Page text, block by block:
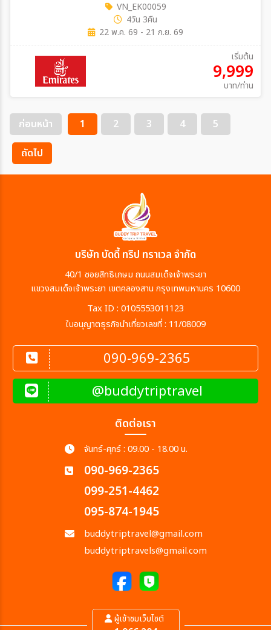
VN_EK00059
4วัน 3คืน
22 พ.ค. 69 - 21 ก.ย. 69
เริ่มต้น
9,999
บาท/ท่าน
ก่อนหน้า 1 2 3 4
5
ถัดไป
บริษัท บัดดี้ ทริป ทราเวล จำกัด
40/1 ซอยสิทธิเกษม ถนนสมเด็จเจ้าพระยา
แขวงสมเด็จเจ้าพระยา เขตคลองสาน กรุงเทพมหานคร 10600
Tax ID : 0105553011123
ใบอนุญาตธุรกิจนำเที่ยวเลขที่ : 11/08009
090-969-2365
@buddytriptravel
ติดต่อเรา
จันทร์-ศุกร์ : 09.00 - 18.00 น.
090-969-2365
099-251-4462
095-874-1945
buddytriptravel@gmail.com
buddytriptravels@gmail.com
ผู้เข้าชมเว็บไซต์